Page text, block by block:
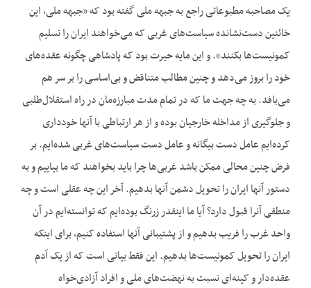
یک مصاحبه مطبوعاتی راجع به جبهه ملی گفته بود که «جبهه ملی، این
خائنین دست‌‌نشانده سیاست‌‌های غربی که می‌‌خواهند ایران را تسلیم
کمونیست‌‌ها بکنند». و این مایه حیرت بود که پادشاهی چگونه عقده‌‌های
خود را بروز می‌‌دهد و چنین مطالب متناقض و بی‌‌اساسی را بر سر هم
می‌‌بافد. به چه جهت ما که در تمام مدت مبارزه‌‌مان در راه استقلال‌‌طلبی
و جلوگیری از مداخله خارجیان بوده و از هر ارتباطی با آنها خودداری
کرده‌‌ایم عامل دست بیگانه و عامل دست سیاست‌‌های غربی شده‌‌ایم. بر
فرض چنین محالی ممکن باشد غربی‌‌ها چرا باید بخواهند که ما بیاییم و به
دستور آنها ایران را تحویل دشمن آنها بدهیم. آخر این چه عقلی است و چه
منطقی آنرا قبول دارد؟ آیا ما اینقدر زرنگ بوده‌‌ایم که توانسته‌‌ایم در آن
واحد غرب را فریب بدهیم و از پشتیبانی آنها استفاده کنیم، برای اینکه
ایران را تحویل کمونیست‌‌ها بدهیم. این فقط بیانی است که از یک آدم
عقده‌‌دار و کینه‌‌ای نسبت به نهضت‌‌های ملی و افراد آزادی‌‌خواه